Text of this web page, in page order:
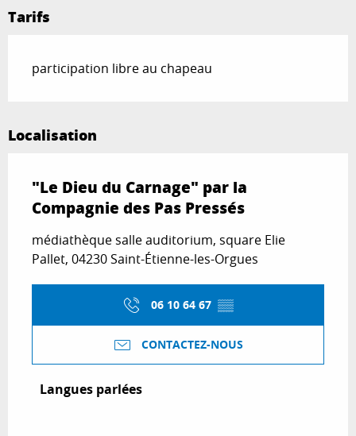
Tarifs
participation libre au chapeau
Localisation
"Le Dieu du Carnage" par la
Compagnie des Pas Pressés
médiathèque salle auditorium, square Elie
Pallet, 04230 Saint-Étienne-les-Orgues
06 10 64 67 ▒▒
CONTACTEZ-NOUS
Langues parlées
Langues parlées